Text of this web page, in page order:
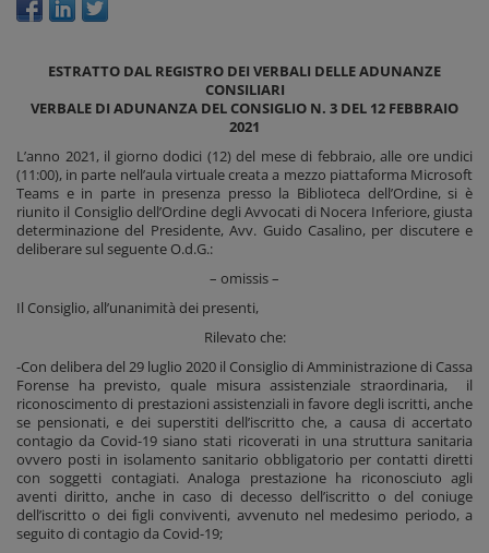
ESTRATTO DAL REGISTRO DEI VERBALI DELLE ADUNANZE
CONSILIARI
VERBALE DI ADUNANZA DEL CONSIGLIO N. 3 DEL 12 FEBBRAIO
2021
L’anno 2021, il giorno dodici (12) del mese di febbraio, alle ore undici
(11:00), in parte nell’aula virtuale creata a mezzo piattaforma Microsoft
Teams e in parte in presenza presso la Biblioteca dell’Ordine, si è
riunito il Consiglio dell’Ordine degli Avvocati di Nocera Inferiore, giusta
determinazione del Presidente, Avv. Guido Casalino, per discutere e
deliberare sul seguente O.d.G.:
– omissis –
Il Consiglio, all’unanimità dei presenti,
Rilevato che:
-Con delibera del 29 luglio 2020 il Consiglio di Amministrazione di Cassa
Forense ha previsto, quale misura assistenziale straordinaria, il
riconoscimento di prestazioni assistenziali in favore degli iscritti, anche
se pensionati, e dei superstiti dell’iscritto che, a causa di accertato
contagio da Covid-19 siano stati ricoverati in una struttura sanitaria
ovvero posti in isolamento sanitario obbligatorio per contatti diretti
con soggetti contagiati. Analoga prestazione ha riconosciuto agli
aventi diritto, anche in caso di decesso dell’iscritto o del coniuge
dell’iscritto o dei ﬁgli conviventi, avvenuto nel medesimo periodo, a
seguito di contagio da Covid-19;